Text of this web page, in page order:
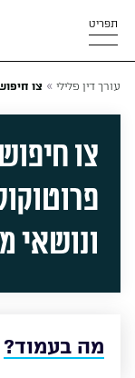
תפריט
עורך דין פלילי » צו
צו
ונושאי
מה בעמוד?